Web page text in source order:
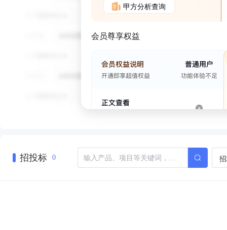
甲方分析查询
会员尊享权益
招投标 0